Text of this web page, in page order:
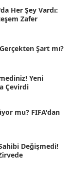
Her Şey Vardı:
Zafer
Şart mı?
Yeni
Çevirdi
mu? FIFA'dan
Değişmedi!